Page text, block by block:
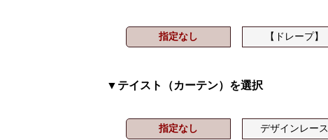
指定なし 【ドレープ】
▼テイスト（カーテン）を選択
指定なし デザインレース